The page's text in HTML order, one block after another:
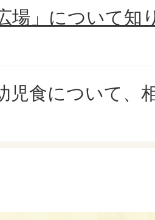
場」について
児食について、